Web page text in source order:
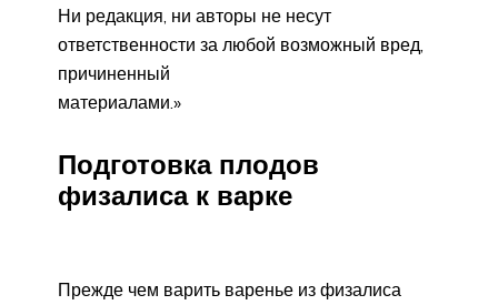
Ни редакция, ни авторы не несут
ответственности за любой возможный вред,
причиненный
материалами.»
Подготовка плодов
физалиса к варке
Прежде чем варить варенье из физалиса